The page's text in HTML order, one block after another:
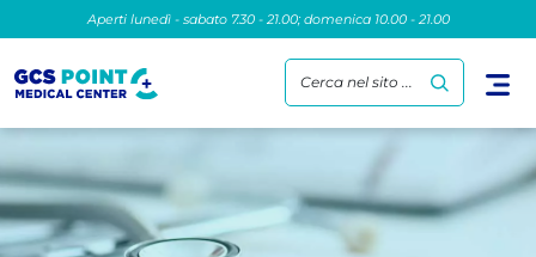
Aperti lunedì - sabato 7.30 - 21.00; domenica 10.00 - 21.00
Cerca nel sito ...